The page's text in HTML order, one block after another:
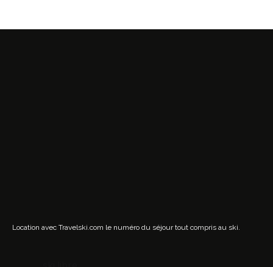
Location avec Travelski.com le numéro du séjour tout compris au ski.